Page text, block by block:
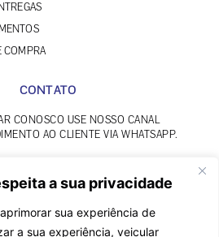
a sua privacidade
sua experiência de
a sua experiência, veicular
COMPRA
CONTATO
CONOSCO USE NOSSO CANAL
AO CLIENTE VIA WHATSAPP.
OUVIDORIA